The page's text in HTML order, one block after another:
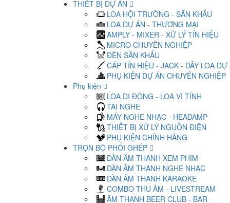
THIẾT BỊ DỰ ÁN
LOA HỘI TRƯỜNG - SÂN KHẤU
LOA DỰ ÁN - THƯƠNG MẠI
AMPLY - MIXER - XỬ LÝ TÍN HIỆU
MICRO CHUYÊN NGHIỆP
ĐÈN SÂN KHẤU
CÁP TÍN HIỆU - JACK - DÂY LOA DỰ
PHỤ KIỆN DỰ ÁN CHUYÊN NGHIỆP
Phụ kiện
LOA DI ĐỘNG - LOA VI TÍNH
TAI NGHE
MÁY NGHE NHẠC - HEADAMP
THIẾT BỊ XỬ LÝ NGUỒN ĐIỆN
PHỤ KIỆN CHÍNH HÃNG
TRỌN BỘ PHỐI GHÉP
DÀN ÂM THANH XEM PHIM
DÀN ÂM THANH NGHE NHẠC
DÀN ÂM THANH KARAOKE
COMBO THU ÂM - LIVESTREAM
ÂM THANH BEER CLUB - BAR